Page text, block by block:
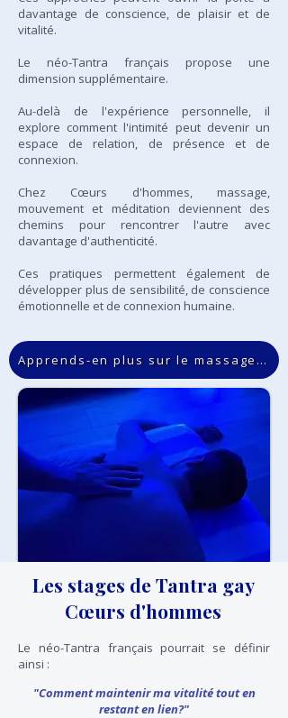
davantage de conscience, de plaisir et de
vitalité.
Le néo-Tantra français propose une
dimension supplémentaire.
Au-delà de l'expérience personnelle, il
explore comment l'intimité peut devenir un
espace de relation, de présence et de
connexion.
Chez Cœurs d'hommes, massage,
mouvement et méditation deviennent des
chemins pour rencontrer l'autre avec
davantage d'authenticité.
Ces pratiques permettent également de
développer plus de sensibilité, de conscience
émotionnelle et de connexion humaine.
Apprends-en plus sur le massage tantrique
Les stages de Tantra gay
Cœurs d'hommes
Le néo-Tantra français pourrait se définir
ainsi :
"Comment maintenir ma vitalité tout en
restant en lien?"